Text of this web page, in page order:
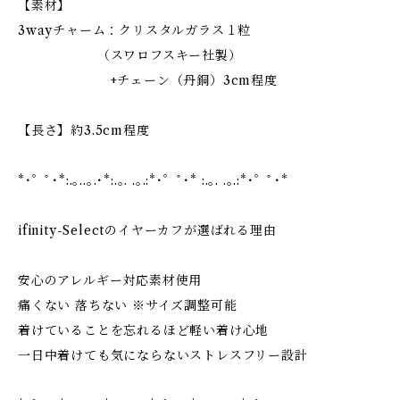
【素材】
3wayチャーム：クリスタルガラス１粒
（スワロフスキー社製）
+チェーン（丹銅）3cm程度
【長さ】約3.5cm程度
*･゜ﾟ･*:.｡..｡.･*:.｡. .｡.:*･゜ﾟ･* :.｡. .｡.:*･゜ﾟ･*
ifinity-Selectのイヤーカフが選ばれる理由
安心のアレルギー対応素材使用
痛くない 落ちない ※サイズ調整可能
着けていることを忘れるほど軽い着け心地
一日中着けても気にならないストレスフリー設計